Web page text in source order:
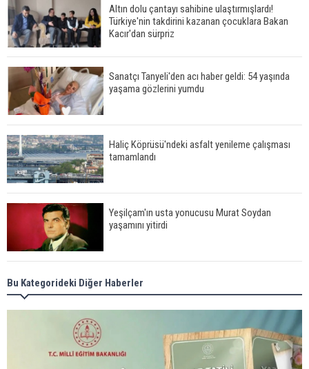
Altın dolu çantayı sahibine ulaştırmışlardı!
Türkiye'nin takdirini kazanan çocuklara Bakan
Kacır'dan sürpriz
Sanatçı Tanyeli'den acı haber geldi: 54 yaşında
yaşama gözlerini yumdu
Haliç Köprüsü'ndeki asfalt yenileme çalışması
tamamlandı
Yeşilçam'ın usta yonucusu Murat Soydan
yaşamını yitirdi
Meral Akşener ile Müsavat Dervişoğlu cenazede
görüntülendi
29 Mayıs okullar tatil mi?
Bu Kategorideki Diğer Haberler